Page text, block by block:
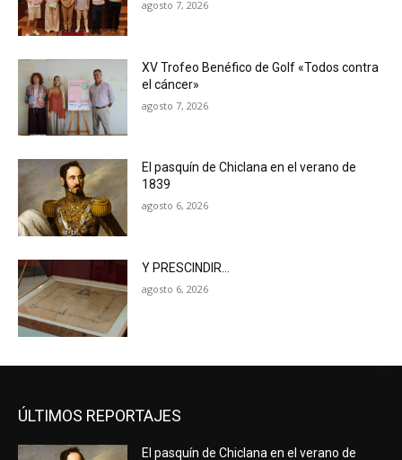
agosto 7, 2026
XV Trofeo Benéfico de Golf «Todos contra
el cáncer»
agosto 7, 2026
El pasquín de Chiclana en el verano de
1839
agosto 6, 2026
Y PRESCINDIR…
agosto 6, 2026
ÚLTIMOS REPORTAJES
El pasquín de Chiclana en el verano de